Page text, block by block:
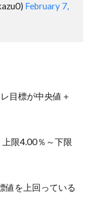
February 7,
目標が中央値＋
限4.00％～下限
値を上回っている